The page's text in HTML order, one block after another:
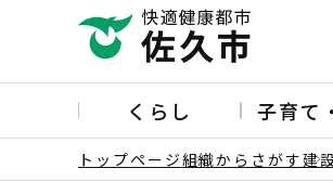
ー
の
くらし 子育て
トップページ組織からさがす建